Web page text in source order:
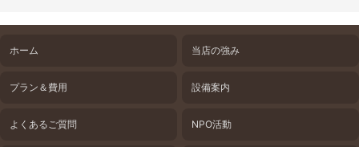
ホーム 当店の強み
プラン＆費用 設備案内
よくあるご質問 NPO活動